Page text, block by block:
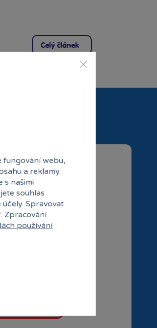
Celý článek
fungování webu,
a reklamy.
s našimi
souhlas
Spravovat
Zpracování
používání